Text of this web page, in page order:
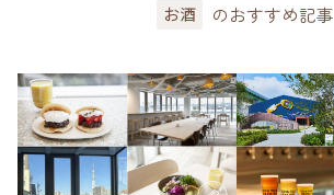
お酒 のおすすめ記事